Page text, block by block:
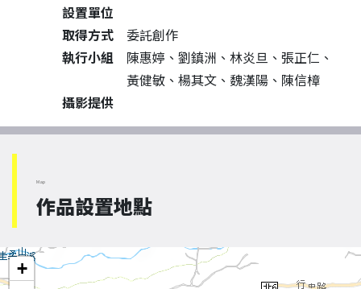
設置單位
取得方式
委託創作
執行小組
陳惠婷、劉鎮洲、林炎旦、張正仁、
黃健敏、楊其文、魏漢陽、陳信樟
攝影提供
Map
作品設置地點
+